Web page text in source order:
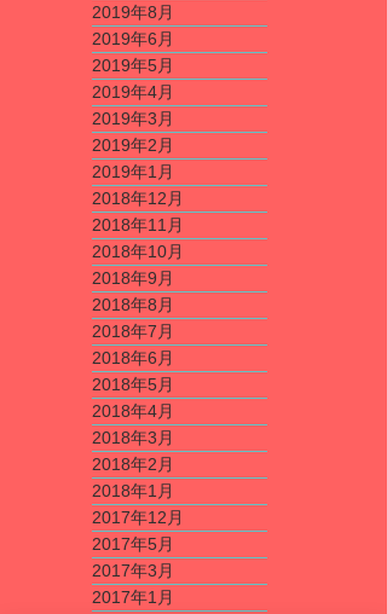
2019年8月
2019年6月
2019年5月
2019年4月
2019年3月
2019年2月
2019年1月
2018年12月
2018年11月
2018年10月
2018年9月
2018年8月
2018年7月
2018年6月
2018年5月
2018年4月
2018年3月
2018年2月
2018年1月
2017年12月
2017年5月
2017年3月
2017年1月